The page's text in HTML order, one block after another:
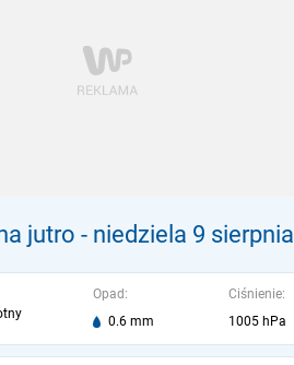
jutro - niedziela 9 sierpnia
Opad:
0.6 mm
Ciśnienie:
1005 hPa